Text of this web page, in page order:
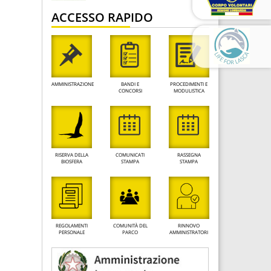
ACCESSO RAPIDO
AMMINISTRAZIONE
BANDI E
CONCORSI
PROCEDIMENTI E
MODULISTICA
RISERVA DELLA
BIOSFERA
COMUNICATI
STAMPA
RASSEGNA
STAMPA
REGOLAMENTI
PERSONALE
COMUNITÀ DEL
PARCO
RINNOVO
AMMINISTRATORI